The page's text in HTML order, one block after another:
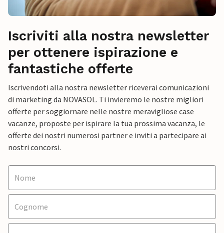
Iscriviti alla nostra newsletter
per ottenere ispirazione e
fantastiche offerte
Iscrivendoti alla nostra newsletter riceverai comunicazioni
di marketing da NOVASOL. Ti invieremo le nostre migliori
offerte per soggiornare nelle nostre meravigliose case
vacanze, proposte per ispirare la tua prossima vacanza, le
offerte dei nostri numerosi partner e inviti a partecipare ai
nostri concorsi.